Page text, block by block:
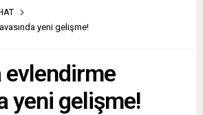
yeni gelişme!
evlendirme
yeni gelişme!